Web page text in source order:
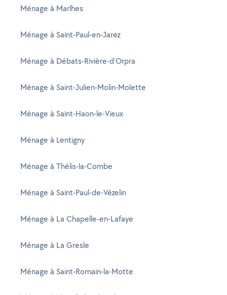
Ménage à Marlhes
Ménage à Saint-Paul-en-Jarez
Ménage à Débats-Rivière-d'Orpra
Ménage à Saint-Julien-Molin-Molette
Ménage à Saint-Haon-le-Vieux
Ménage à Lentigny
Ménage à Thélis-la-Combe
Ménage à Saint-Paul-de-Vézelin
Ménage à La Chapelle-en-Lafaye
Ménage à La Gresle
Ménage à Saint-Romain-la-Motte